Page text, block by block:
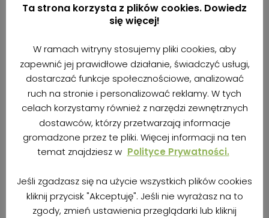
BEZGLUTENOWE DROŻDŻÓWKI Z
(WEGAŃSKIE)
autor Kasia | BezBez 6 maja 2021
Ta strona korzysta z plików cookies. Dowiedz
się więcej!
W ramach witryny stosujemy pliki cookies, aby
zapewnić jej prawidłowe działanie, świadczyć usługi,
dostarczać funkcje społecznościowe, analizować
ruch na stronie i personalizować reklamy. W tych
celach korzystamy również z narzędzi zewnętrznych
dostawców, którzy przetwarzają informacje
gromadzone przez te pliki. Więcej informacji na ten
temat znajdziesz w Polityce Prywatności.
Jeśli zgadzasz się na użycie wszystkich plików cookies
kliknij przycisk "Akceptuję". Jeśli nie wyrażasz na to
zgody, zmień ustawienia przeglądarki lub kliknij